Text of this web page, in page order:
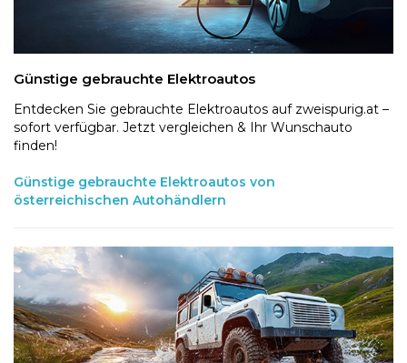
Günstige gebrauchte Elektroautos
Entdecken Sie gebrauchte Elektroautos auf zweispurig.at –
sofort verfügbar. Jetzt vergleichen & Ihr Wunschauto
finden!
Günstige gebrauchte Elektroautos von
österreichischen Autohändlern